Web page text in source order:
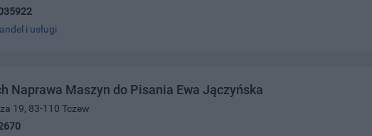
i usługi
Naprawa Maszyn do Pisania Ewa Jączyńska
19, 83-110 Tczew